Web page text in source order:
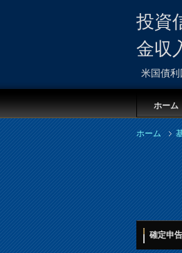
投資
金収
米国債
ホーム
ホーム
確定申